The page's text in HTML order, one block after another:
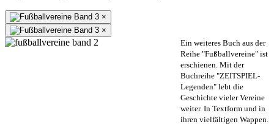
×
×
Ein weiteres Buch aus der
Reihe "Fußballvereine" ist
erschienen. Mit der
Buchreihe "ZEITSPIEL-
Legenden" lebt die
Geschichte vieler Vereine
weiter. In Textform und in
ihren vielfältigen Wappen.